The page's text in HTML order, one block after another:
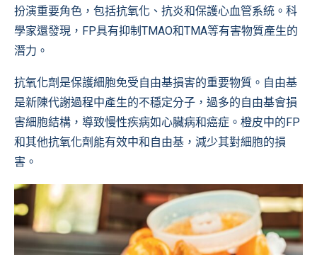
扮演重要角色，包括抗氧化、抗炎和保護心血管系統。科
學家還發現，FP具有抑制TMAO和TMA等有害物質產生的
潛力。
抗氧化劑是保護細胞免受自由基損害的重要物質。自由基
是新陳代謝過程中產生的不穩定分子，過多的自由基會損
害細胞結構，導致慢性疾病如心臟病和癌症。橙皮中的FP
和其他抗氧化劑能有效中和自由基，減少其對細胞的損
害。